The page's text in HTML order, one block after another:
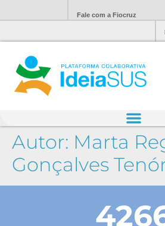
Fale com a Fiocruz
Autor: Marta
Gonçalves